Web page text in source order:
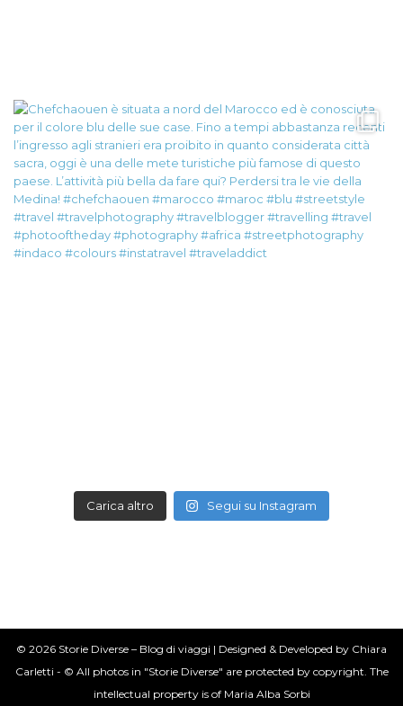
Carica altro Segui su Instagram
© 2026 Storie Diverse – Blog di viaggi | Designed & Developed by Chiara
Carletti - © All photos in "Storie Diverse" are protected by copyright. The
intellectual property is of Maria Alba Sorbi